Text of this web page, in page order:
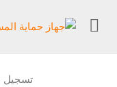
تسجيل